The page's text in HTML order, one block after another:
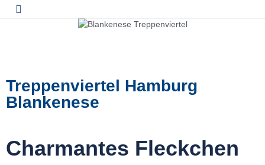
Treppenviertel Hamburg
Blankenese
Charmantes Fleckchen